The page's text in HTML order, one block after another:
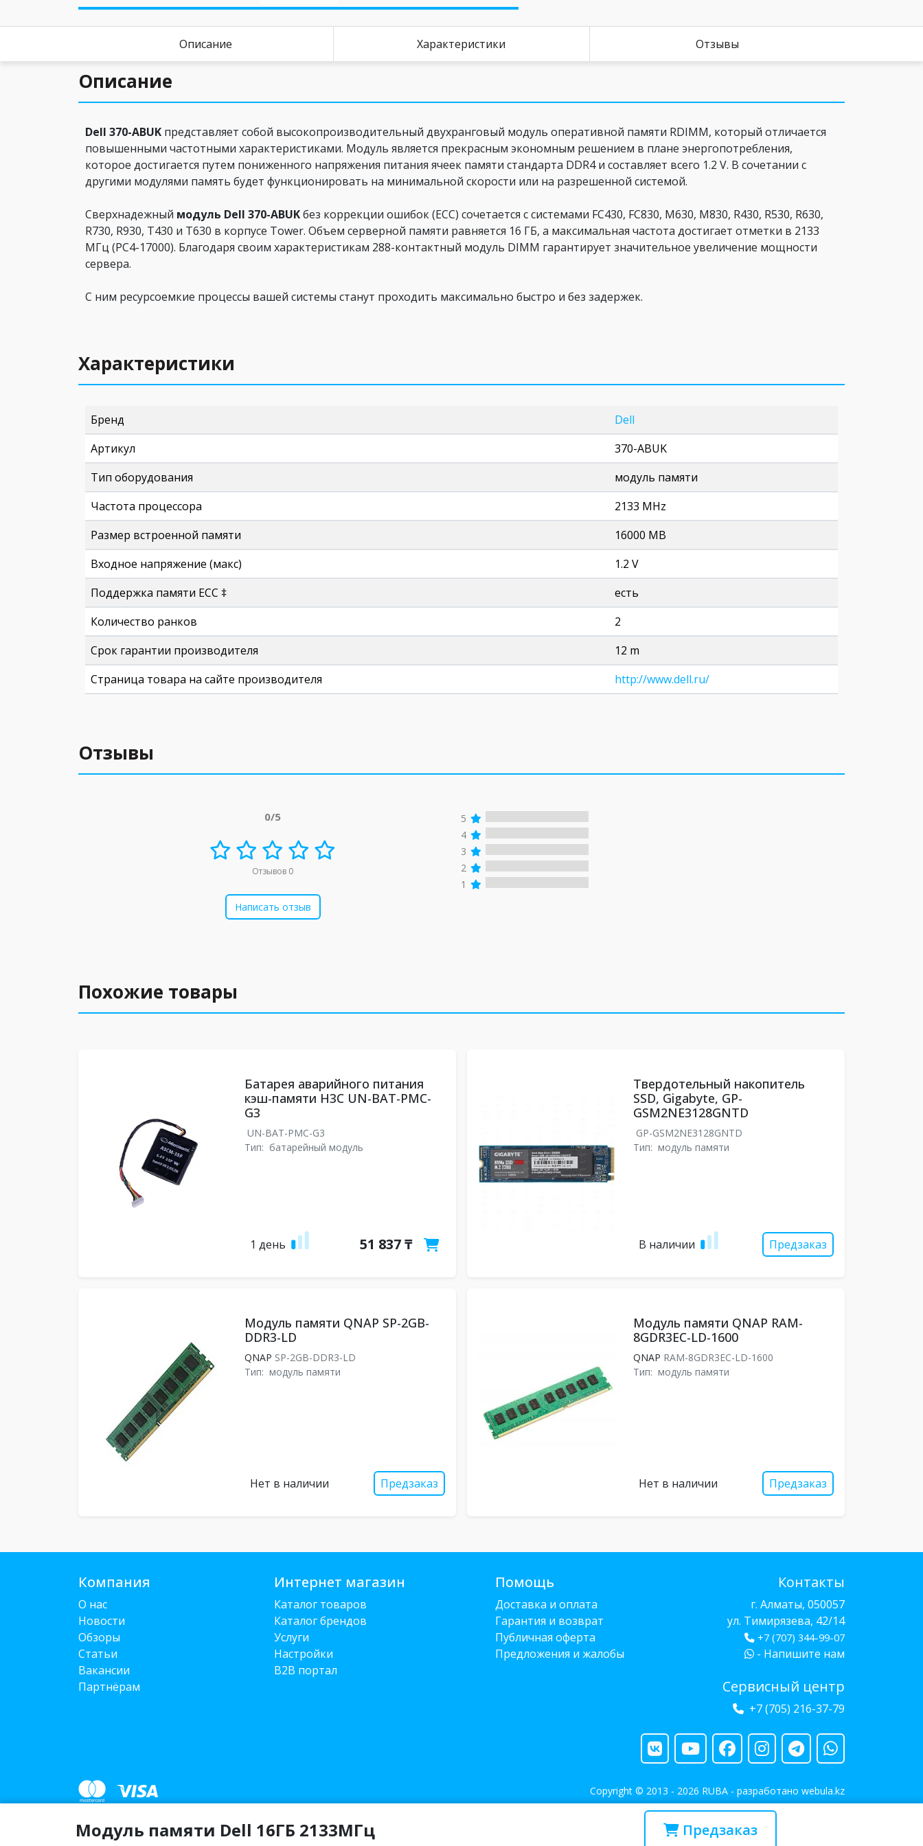
Модуль памяти Dell 16ГБ 2133МГц Предзаказ
Описание Характеристики Отзывы
Описание
Dell 370-ABUK представляет собой высокопроизводительный двухранговый модуль оперативной памяти RDIMM, который отличается
повышенными частотными характеристиками. Модуль является прекрасным экономным решением в плане энергопотребления,
которое достигается путем пониженного напряжения питания ячеек памяти стандарта DDR4 и составляет всего 1.2 V. В сочетании с
другими модулями память будет функционировать на минимальной скорости или на разрешенной системой.
Сверхнадежный модуль Dell 370-ABUKбез коррекции ошибок (ECC) сочетается с системами FC430, FC830, M630, M830, R430, R530, R630,
R730, R930, T430 и T630 в корпусе Tower. Объем серверной памяти равняется 16 ГБ, а максимальная частота достигает отметки в 2133
МГц (PC4-17000). Благодаря своим характеристикам 288-контактный модуль DIMM гарантирует значительное увеличение мощности
сервера.
С ним ресурсоемкие процессы вашей системы станут проходить максимально быстро и без задержек.
Характеристики
Бренд
Dell
Артикул
370-ABUK
Тип оборудования
модуль памяти
Частота процессора
2133 MHz
Размер встроенной памяти
16000 MB
Входное напряжение (макс)
1.2 V
Поддержка памяти ECC ‡
есть
Количество ранков
2
Срок гарантии производителя
12 m
Страница товара на сайте производителя
http://www.dell.ru/
Отзывы
0/5
Отзывов 0
Написать отзыв
5
4
3
2
1
Похожие товары
Батарея аварийного питания
кэш-памяти H3C UN-BAT-PMC-
G3
UN-BAT-PMC-G3
Тип: батарейный модуль
1 день 51 837 ₸
Твердотельный накопитель
SSD, Gigabyte, GP-
GSM2NE3128GNTD
GP-GSM2NE3128GNTD
Тип: модуль памяти
В наличии Предзаказ
Модуль памяти QNAP SP-2GB-
DDR3-LD
QNAP SP-2GB-DDR3-LD
Тип: модуль памяти
Нет в наличии Предзаказ
Модуль памяти QNAP RAM-
8GDR3EC-LD-1600
QNAP RAM-8GDR3EC-LD-1600
Тип: модуль памяти
Нет в наличии Предзаказ
Компания
О нас
Новости
Обзоры
Статьи
Вакансии
Партнёрам
Интернет магазин
Каталог товаров
Каталог брендов
Услуги
Настройки
B2B портал
Помощь
Доставка и оплата
Гарантия и возврат
Публичная оферта
Предложения и жалобы
Контакты
г. Алматы, 050057
ул. Тимирязева, 42/14
+7 (707) 344-99-07
- Напишите нам
Сервисный центр
+7 (705) 216-37-79
Copyright © 2013 - 2026 RUBA - разработано webula.kz